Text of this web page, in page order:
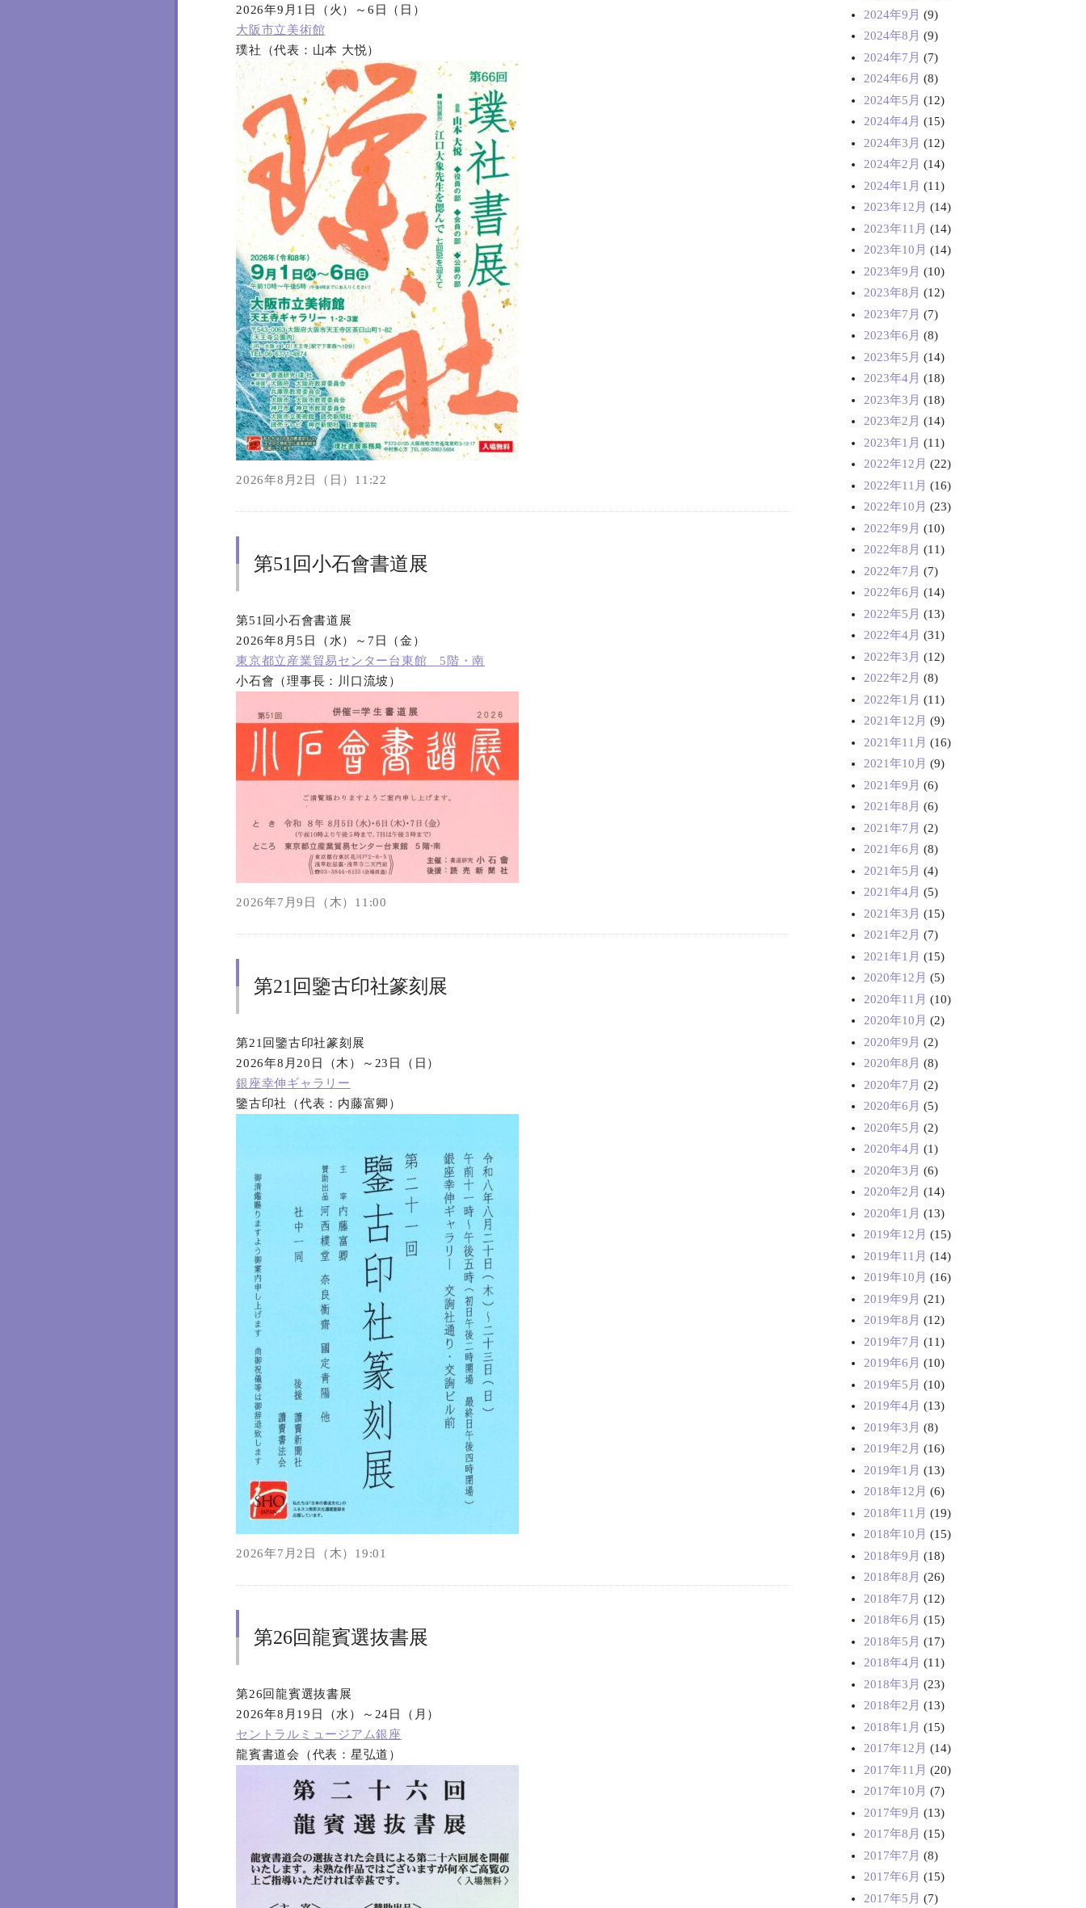
2026年9月1日（火）～6日（日）
大阪市立美術館
璞社（代表：山本 大悦）
2026年8月2日（日）11:22
第51回小石會書道展
第51回小石會書道展
2026年8月5日（水）～7日（金）
東京都立産業貿易センター台東館 5階・南
小石會（理事長：川口流坡）
2026年7月9日（木）11:00
第21回鑒古印社篆刻展
第21回鑒古印社篆刻展
2026年8月20日（木）～23日（日）
銀座幸伸ギャラリー
鑒古印社（代表：内藤富卿）
2026年7月2日（木）19:01
第26回龍賓選抜書展
第26回龍賓選抜書展
2026年8月19日（水）～24日（月）
セントラルミュージアム銀座
龍賓書道会（代表：星弘道）
2024年9月 (9)
2024年8月 (9)
2024年7月 (7)
2024年6月 (8)
2024年5月 (12)
2024年4月 (15)
2024年3月 (12)
2024年2月 (14)
2024年1月 (11)
2023年12月 (14)
2023年11月 (14)
2023年10月 (14)
2023年9月 (10)
2023年8月 (12)
2023年7月 (7)
2023年6月 (8)
2023年5月 (14)
2023年4月 (18)
2023年3月 (18)
2023年2月 (14)
2023年1月 (11)
2022年12月 (22)
2022年11月 (16)
2022年10月 (23)
2022年9月 (10)
2022年8月 (11)
2022年7月 (7)
2022年6月 (14)
2022年5月 (13)
2022年4月 (31)
2022年3月 (12)
2022年2月 (8)
2022年1月 (11)
2021年12月 (9)
2021年11月 (16)
2021年10月 (9)
2021年9月 (6)
2021年8月 (6)
2021年7月 (2)
2021年6月 (8)
2021年5月 (4)
2021年4月 (5)
2021年3月 (15)
2021年2月 (7)
2021年1月 (15)
2020年12月 (5)
2020年11月 (10)
2020年10月 (2)
2020年9月 (2)
2020年8月 (8)
2020年7月 (2)
2020年6月 (5)
2020年5月 (2)
2020年4月 (1)
2020年3月 (6)
2020年2月 (14)
2020年1月 (13)
2019年12月 (15)
2019年11月 (14)
2019年10月 (16)
2019年9月 (21)
2019年8月 (12)
2019年7月 (11)
2019年6月 (10)
2019年5月 (10)
2019年4月 (13)
2019年3月 (8)
2019年2月 (16)
2019年1月 (13)
2018年12月 (6)
2018年11月 (19)
2018年10月 (15)
2018年9月 (18)
2018年8月 (26)
2018年7月 (12)
2018年6月 (15)
2018年5月 (17)
2018年4月 (11)
2018年3月 (23)
2018年2月 (13)
2018年1月 (15)
2017年12月 (14)
2017年11月 (20)
2017年10月 (7)
2017年9月 (13)
2017年8月 (15)
2017年7月 (8)
2017年6月 (15)
2017年5月 (7)